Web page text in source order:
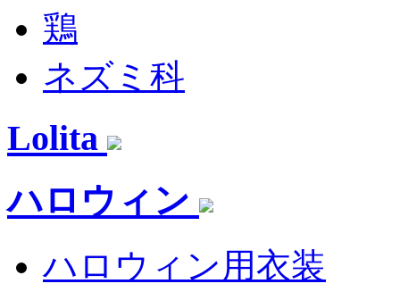
鶏
ネズミ科
Lolita
ハロウィン
ハロウィン用衣装